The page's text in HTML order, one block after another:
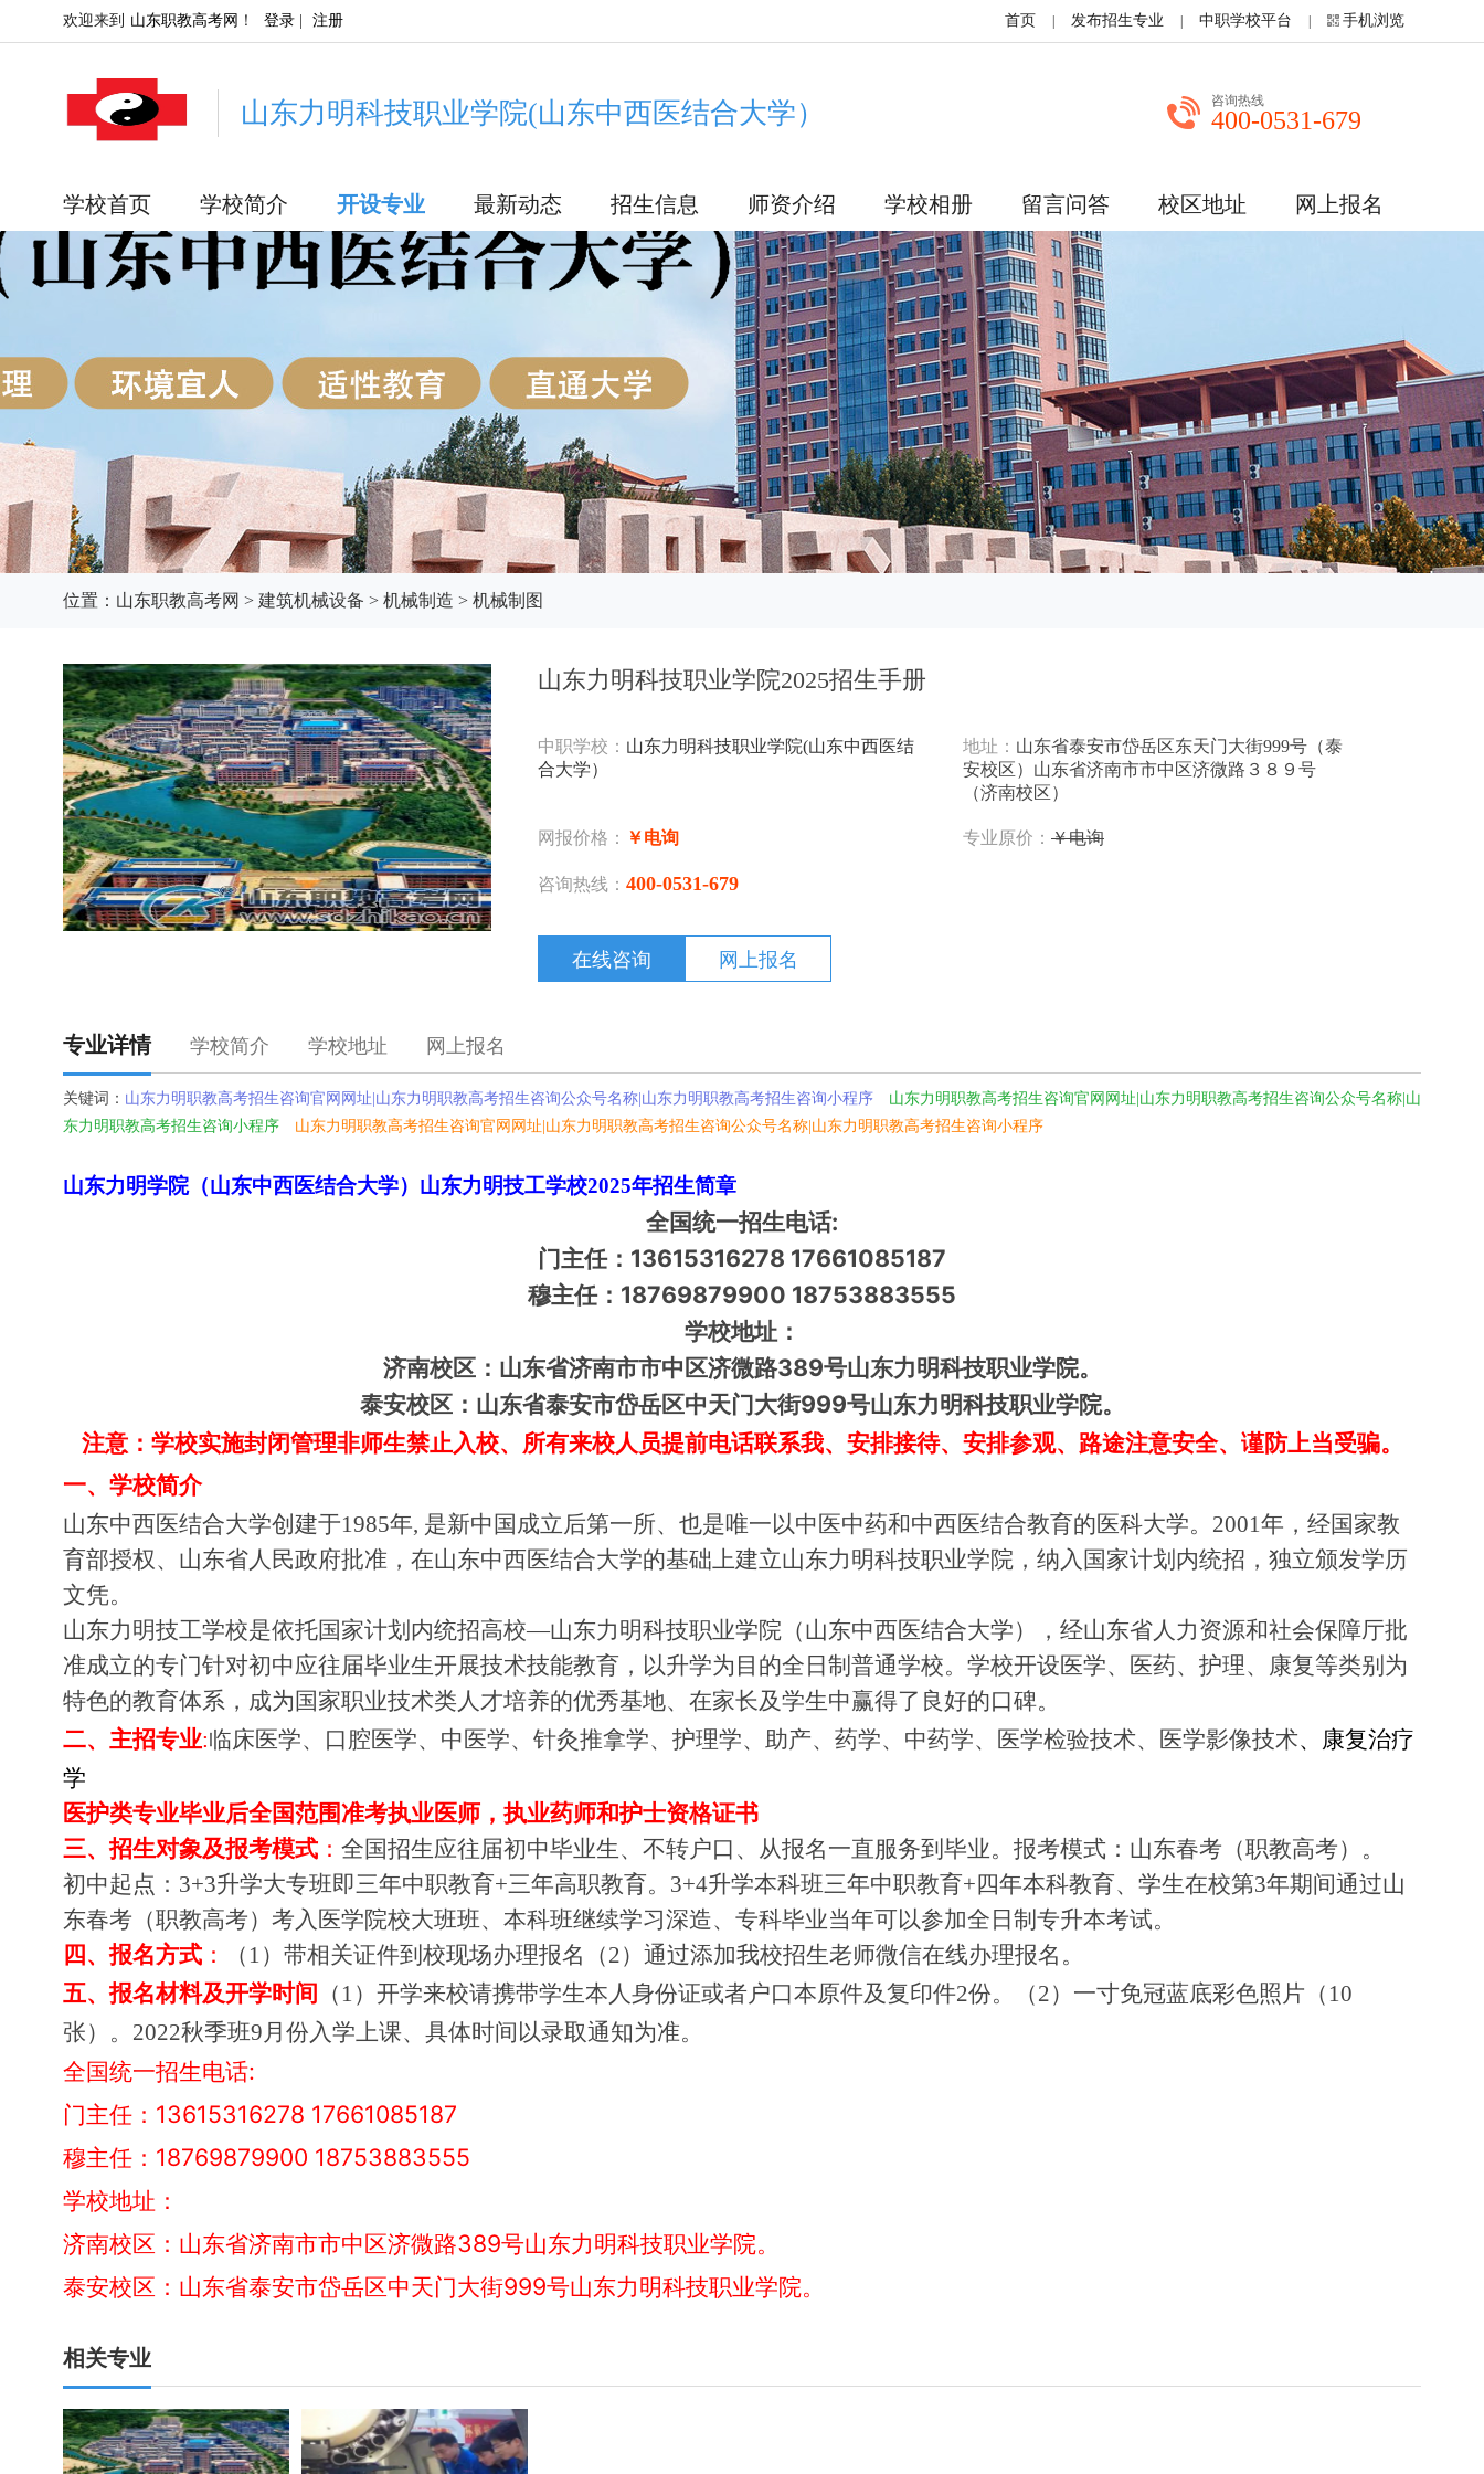
欢迎来到 山东职教高考网 ！ 登录 注册 首页 发布招生专业 中职学校平台 手机浏览
山东力明科技职业学院(山东中西医结合大学） 咨询热线
400-0531-679
学校首页 学校简介 开设专业 最新动态 招生信息 师资介绍 学校相册 留言问答 校区地址 网上报名
位置： 山东职教高考网 > 建筑机械设备 > 机械制造 > 机械制图
山东力明科技职业学院2025招生手册
中职学校： 山东力明科技职业学院(山东中西医结
合大学）
地址： 山东省泰安市岱岳区东天门大街999号（泰
安校区）山东省济南市市中区济微路３８９号
（济南校区）
网报价格： ￥电询 专业原价： ￥电询
咨询热线： 400-0531-679
网上报名
在线咨询
专业详情 学校简介 学校地址 网上报名
关键词： 山东力明职教高考招生咨询官网网址|山东力明职教高考招生咨询公众号名称|山东力明职教高考招生咨询小程序
山东力明职教高考招生咨询官网网址|山东力明职教高考招生咨询公众号名称|山
东力明职教高考招生咨询小程序
山东力明职教高考招生咨询官网网址|山东力明职教高考招生咨询公众号名称|山东力明职教高考招生咨询小程序
山东力明学院（山东中西医结合大学） 山东力明技工学校2025年招生简章
全国统一招生电话:
门主任：13615316278 17661085187
穆主任：18769879900 18753883555
学校地址：
济南校区：山东省济南市市中区济微路389号山东力明科技职业学院。
泰安校区：山东省泰安市岱岳区中天门大街999号山东力明科技职业学院。
注意：学校实施封闭管理非师生禁止入校、所有来校人员提前电话联系我、安排接待、安排参观、路途注意安全、谨防上当受骗。
一、 学校简介
山东中西医结合大学创建于1985年, 是新中国成立后第一所、也是唯一以中医中药和中西医结合教育的医科大学。2001年，经国家教
育部授权、山东省人民政府批准，在山东中西医结合大学的基础上建立山东力明科技职业学院，纳入国家计划内统招，独立颁发学历
文凭。
山东力明技工学校是依托国家计划内统招高校—山东力明科技职业学院（山东中西医结合大学），经山东省人力资源和社会保障厅批
准成立的专门针对初中应往届毕业生开展技术技能教育，以升学为目的全日制普通学校。学校开设医学、医药、护理、康复等类别为
特色的教育体系，成为国家职业技术类人才培养的优秀基地、在家长及学生中赢得了良好的口碑。
二、 主招专业:临床医学、口腔医学、中医学、针灸推拿学、护理学、助产、药学、中药学、医学检验技术、医学影像技术、康复治疗
学
医护类专业毕业后全国范围准考执业医师，执业药师和护士资格证书
三、招生对象及报考模式 ： 全国招生应往届初中毕业生、不转户口、从报名一直服务到毕业。报考模式：山东春考（职教高考）。
初中起点： 3+3升学大专班即三年中职教育+三年高职教育。 3+4升学本科班三年中职教育+四年本科教育、 学生在校第3年期间通过山
东春考（职教高考）考入医学院校大班班、本科班继续学习深造、专科毕业当年可以参加全日制专升本考试。
四、报名方式 ： （ 1）带相关证件到校现场办理报名（2）通过添加我校招生老师微信在线办理报名。
五、报名材料及开学时间 （ 1）开学来校请携带学生本人身份证或者户口本原件及复印件2份。（2）一寸免冠蓝底彩色照片（ 10
张）。2022秋季班9月份入学上课、具体时间以录取通知为准。
全国统一招生电话:
门主任：13615316278 17661085187
穆主任：18769879900 18753883555
学校地址：
济南校区：山东省济南市市中区济微路389号山东力明科技职业学院。
泰安校区：山东省泰安市岱岳区中天门大街999号山东力明科技职业学院。
相关专业